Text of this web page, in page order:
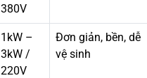
380V
1kW –
3kW /
220V
Đơn giản, bền, dễ
vệ sinh